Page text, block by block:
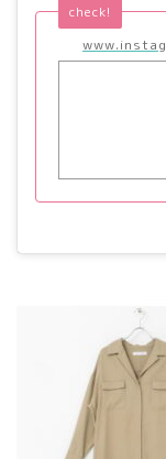
check!